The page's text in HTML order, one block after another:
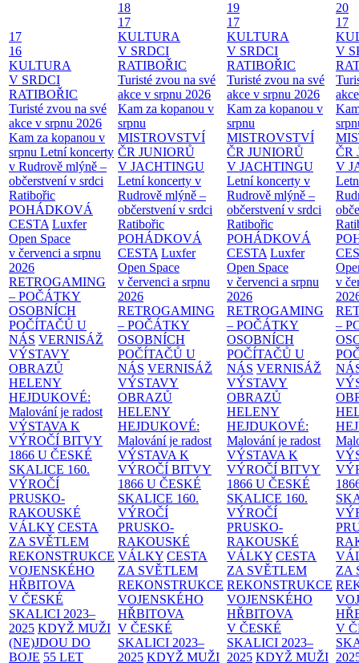
17
16
KULTURA
V SRDCI
RATIBOŘIC
Turisté zvou na své
akce v srpnu 2026
Kam za kopanou v
srpnu Letní koncerty
v Rudrově mlýně –
občerstvení v srdci
Ratibořic
POHÁDKOVÁ
CESTA Luxfer
Open Space
v červenci a srpnu
2026
RETROGAMING
– POČÁTKY
OSOBNÍCH
POČÍTAČŮ U
NÁS VERNISÁŽ
VÝSTAVY
OBRAZŮ
HELENY
HEJDUKOVÉ:
Malování je radost
VÝSTAVA K
VÝROČÍ BITVY
1866 U ČESKÉ
SKALICE 160.
VÝROČÍ
PRUSKO-
RAKOUSKÉ
VÁLKY CESTA
ZA SVĚTLEM
REKONSTRUKCE
VOJENSKÉHO
HŘBITOVA
V ČESKÉ
SKALICI 2023–
2025 KDYŽ MUŽI
(NE)JDOU DO
BOJE 55 LET
18
17
KULTURA
V SRDCI
RATIBOŘIC
Turisté zvou na své
akce v srpnu 2026
Kam za kopanou v
srpnu
MISTROVSTVÍ
ČR JUNIORŮ
V JACHTINGU
Letní koncerty v
Rudrově mlýně –
občerstvení v srdci
Ratibořic
POHÁDKOVÁ
CESTA Luxfer
Open Space
v červenci a srpnu
2026
RETROGAMING
– POČÁTKY
OSOBNÍCH
POČÍTAČŮ U
NÁS VERNISÁŽ
VÝSTAVY
OBRAZŮ
HELENY
HEJDUKOVÉ:
Malování je radost
VÝSTAVA K
VÝROČÍ BITVY
1866 U ČESKÉ
SKALICE 160.
VÝROČÍ
PRUSKO-
RAKOUSKÉ
VÁLKY CESTA
ZA SVĚTLEM
REKONSTRUKCE
VOJENSKÉHO
HŘBITOVA
V ČESKÉ
SKALICI 2023–
2025 KDYŽ MUŽI
19
17
KULTURA
V SRDCI
RATIBOŘIC
Turisté zvou na své
akce v srpnu 2026
Kam za kopanou v
srpnu
MISTROVSTVÍ
ČR JUNIORŮ
V JACHTINGU
Letní koncerty v
Rudrově mlýně –
občerstvení v srdci
Ratibořic
POHÁDKOVÁ
CESTA Luxfer
Open Space
v červenci a srpnu
2026
RETROGAMING
– POČÁTKY
OSOBNÍCH
POČÍTAČŮ U
NÁS VERNISÁŽ
VÝSTAVY
OBRAZŮ
HELENY
HEJDUKOVÉ:
Malování je radost
VÝSTAVA K
VÝROČÍ BITVY
1866 U ČESKÉ
SKALICE 160.
VÝROČÍ
PRUSKO-
RAKOUSKÉ
VÁLKY CESTA
ZA SVĚTLEM
REKONSTRUKCE
VOJENSKÉHO
HŘBITOVA
V ČESKÉ
SKALICI 2023–
2025 KDYŽ MUŽI
20
17
V
ČR
V
v
–
ZA
V